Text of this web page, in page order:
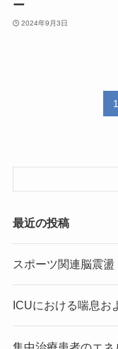
ー
2024年9月3日
1
最近の投稿
スポーツ関連脳震盪
ICUにおける喘息お